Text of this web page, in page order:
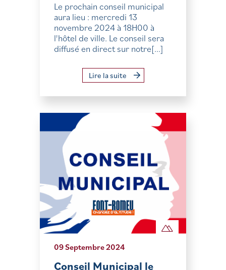
Le prochain conseil municipal
aura lieu : mercredi 13
novembre 2024 à 18H00 à
l'hôtel de ville. Le conseil sera
diffusé en direct sur notre[...]
Lire la suite
09 Septembre 2024
Conseil Municipal le